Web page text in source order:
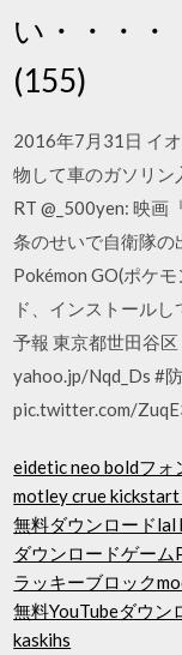
い・・・
(155)
2016年7月31日 イ
物して車のガソリン
RT @_500yen: 映画
条のせいで自衛隊の
Pokémon GO(ポケ
ド、インストール
予報 東京都世田谷
yahoo.jp/Nqd_Ds #
pic.twitter.com/
eidetic neo boldフォ
motley crue
無料ダウンロードlal
ダウンロードゲーム
ラッキーブロック
無料YouTubeダウン
kaskihs